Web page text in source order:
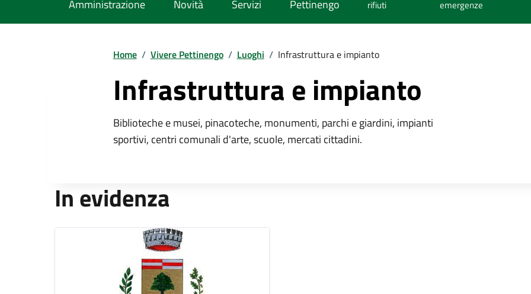
Amministrazione Novità Servizi
Pettinengo
rifiuti
emergenze
Home / Vivere Pettinengo / Luoghi / Infrastruttura e impianto
Infrastruttura e impianto
Biblioteche e musei, pinacoteche, monumenti, parchi e giardini, impianti
sportivi, centri comunali d'arte, scuole, mercati cittadini.
In evidenza